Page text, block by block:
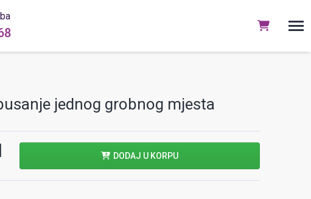
jednog grobnog mjesta
DODAJ U KORPU